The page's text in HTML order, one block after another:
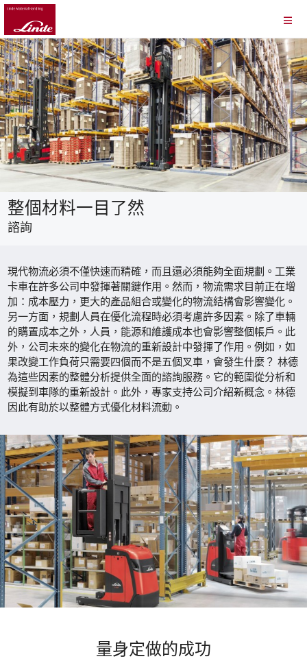
整個材料一目了然
諮詢
現代物流必須不僅快速而精確，而且還必須能夠全面規劃。工業
卡車在許多公司中發揮著關鍵作用。然而，物流需求目前正在增
加：成本壓力，更大的產品組合或變化的物流結構會影響變化。
另一方面，規劃人員在優化流程時必須考慮許多因素。除了車輛
的購置成本之外，人員，能源和維護成本也會影響整個帳戶。此
外，公司未來的變化在物流的重新設計中發揮了作用。例如，如
果改變工作負荷只需要四個而不是五個叉車，會發生什麼？ 林德
為這些因素的整體分析提供全面的諮詢服務。它的範圍從分析和
模擬到車隊的重新設計。此外，專家支持公司介紹新概念。林德
因此有助於以整體方式優化材料流動。
量身定做的成功